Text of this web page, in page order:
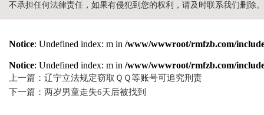
不承担任何法律责任，如果有侵犯到您的权利，请及时联系我们删除。
Notice: Undefined index: m in /www/wwwroot/rmfzb.com/
Notice: Undefined index: m in /www/wwwroot/rmfzb.com/
上一篇：辽宁立法规定窃取ＱＱ等账号可追究刑责
下一篇：两岁男童走失6天后被找到